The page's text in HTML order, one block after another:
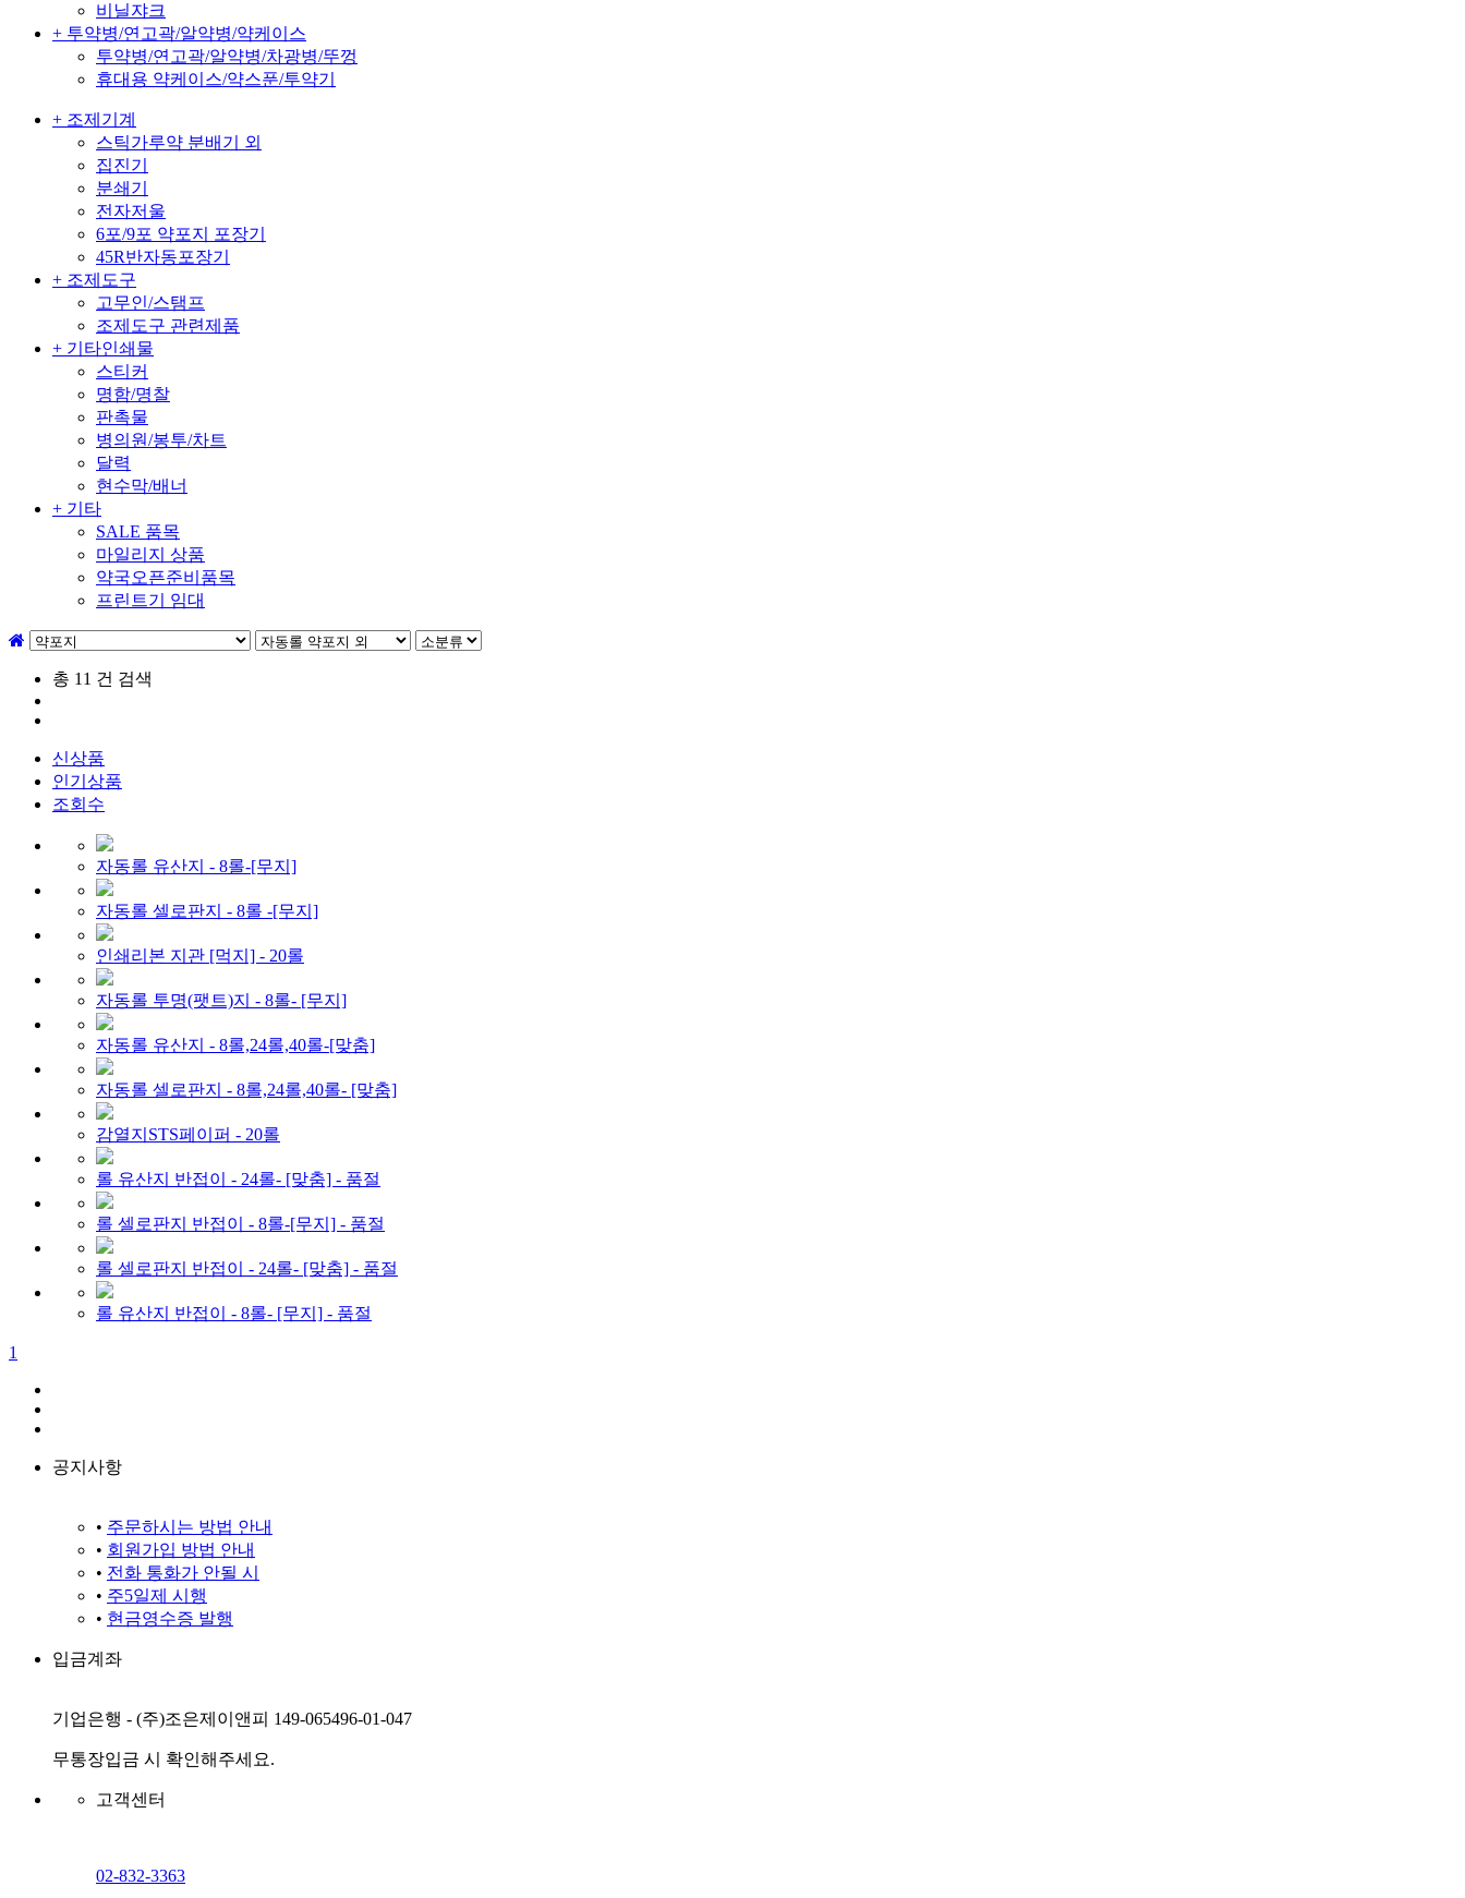
비닐쟈크
+ 투약병/연고곽/알약병/약케이스
투약병/연고곽/알약병/차광병/뚜껑
휴대용 약케이스/약스푼/투약기
+ 조제기계
스틱가루약 분배기 외
집진기
분쇄기
전자저울
6포/9포 약포지 포장기
45R반자동포장기
+ 조제도구
고무인/스탬프
조제도구 관련제품
+ 기타인쇄물
스티커
명함/명찰
판촉물
병의원/봉투/차트
달력
현수막/배너
+ 기타
SALE 품목
마일리지 상품
약국오픈준비품목
프린트기 임대
총 11 건 검색
신상품
인기상품
조회수
자동롤 유산지 - 8롤-[무지]
자동롤 셀로판지 - 8롤 -[무지]
인쇄리본 지관 [먹지] - 20롤
자동롤 투명(팻트)지 - 8롤- [무지]
자동롤 유산지 - 8롤,24롤,40롤-[맞춤]
자동롤 셀로판지 - 8롤,24롤,40롤- [맞춤]
감열지STS페이퍼 - 20롤
롤 유산지 반접이 - 24롤- [맞춤] - 품절
롤 셀로판지 반접이 - 8롤-[무지] - 품절
롤 셀로판지 반접이 - 24롤- [맞춤] - 품절
롤 유산지 반접이 - 8롤- [무지] - 품절
1
공지사항
• 주문하시는 방법 안내
• 회원가입 방법 안내
• 전화 통화가 안될 시
• 주5일제 시행
• 현금영수증 발행
입금계좌
기업은행 - (주)조은제이앤피 149-065496-01-047
무통장입금 시 확인해주세요.
고객센터
02-832-3363